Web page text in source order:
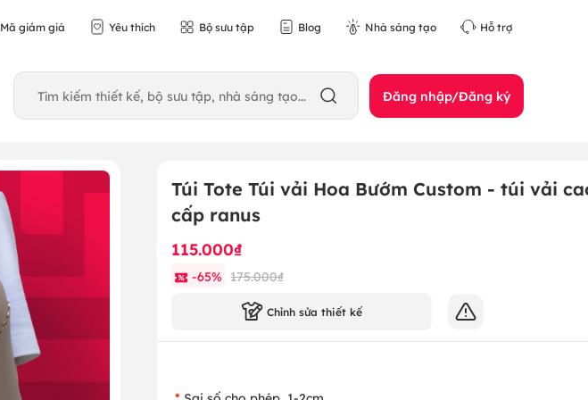
Mã giảm giá Yêu thích Bộ sưu tập Blog Nhà sáng tạo Hỗ trợ
Đăng nhập/Đăng ký
Túi Tote Túi vải Hoa Bướm Custom - túi vải
cấp ranus
115.000₫
-65% 175.000₫
Chỉnh sửa thiết kế